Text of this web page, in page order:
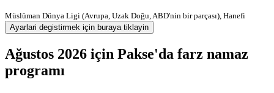
Müslüman Dünya Ligi (Avrupa, Uzak Doğu, ABD'nin bir parçası), Hanefi
Ayarlari degistirmek için buraya tiklayin
Ağustos 2026 için Pakse'da farz namaz
programı